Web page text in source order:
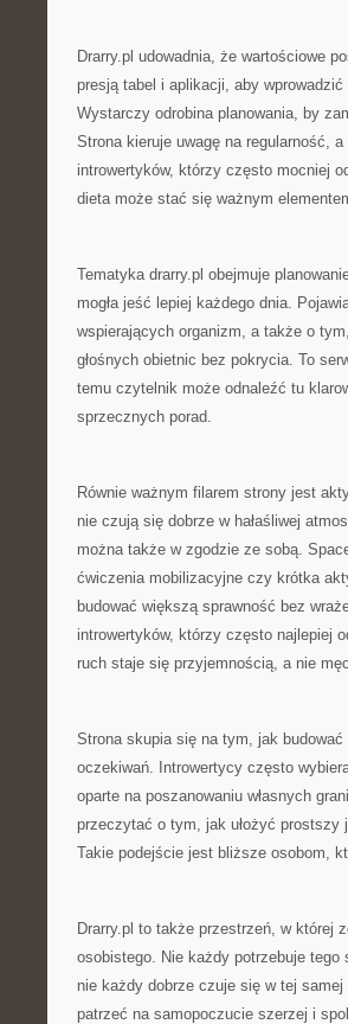
Drarry.pl udowadnia, że wartościowe
presją tabel i aplikacji, aby
Wystarczy odrobina planowania, by
Strona kieruje uwagę na regularność,
introwertyków, którzy często mocniej
dieta może stać się ważnym
Tematyka drarry.pl obejmuje
mogła jeść lepiej każdego dnia.
wspierających organizm, a także o
głośnych obietnic bez pokrycia. To
temu czytelnik może odnaleźć tu
sprzecznych porad.
Równie ważnym filarem strony jest
nie czują się dobrze w hałaśliwej
można także w zgodzie ze sobą.
ćwiczenia mobilizacyjne czy krótka
budować większą sprawność bez
introwertyków, którzy często najlepiej
ruch staje się przyjemnością, a nie
Strona skupia się na tym, jak budować
oczekiwań. Introwertycy często
oparte na poszanowaniu własnych
przeczytać o tym, jak ułożyć prostszy
Takie podejście jest bliższe osobom,
Drarry.pl to także przestrzeń, w której
osobistego. Nie każdy potrzebuje
nie każdy dobrze czuje się w tej
patrzeć na samopoczucie szerzej i